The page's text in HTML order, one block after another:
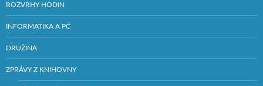
ROZVRHY HODIN
INFORMATIKA A PČ
DRUŽINA
ZPRÁVY Z KNIHOVNY